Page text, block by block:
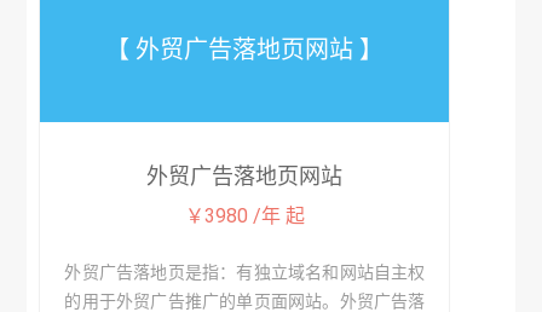
【 外贸广告落地页网站 】
外贸广告落地页网站
￥3980 /年 起
外贸广告落地页是指：有独立域名和网站自主权
的用于外贸广告推广的单页面网站。外贸广告落